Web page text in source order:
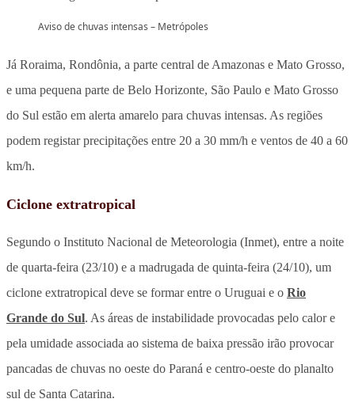
Aviso de chuvas intensas – Metrópoles
Já Roraima, Rondônia, a parte central de Amazonas e Mato Grosso,
e uma pequena parte de Belo Horizonte, São Paulo e Mato Grosso
do Sul estão em alerta amarelo para chuvas intensas. As regiões
podem registar precipitações entre 20 a 30 mm/h e ventos de 40 a 60
km/h.
Ciclone extratropical
Segundo o Instituto Nacional de Meteorologia (Inmet), entre a noite
de quarta-feira (23/10) e a madrugada de quinta-feira (24/10), um
ciclone extratropical deve se formar entre o Uruguai e o Rio
Grande do Sul. As áreas de instabilidade provocadas pelo calor e
pela umidade associada ao sistema de baixa pressão irão provocar
pancadas de chuvas no oeste do Paraná e centro-oeste do planalto
sul de Santa Catarina.